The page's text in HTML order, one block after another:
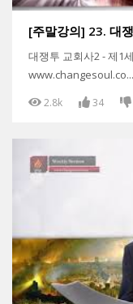
[주말강의] 23. 대
대쟁투 교회사2 - 제1
www.changesoul.co...
2.8k 34